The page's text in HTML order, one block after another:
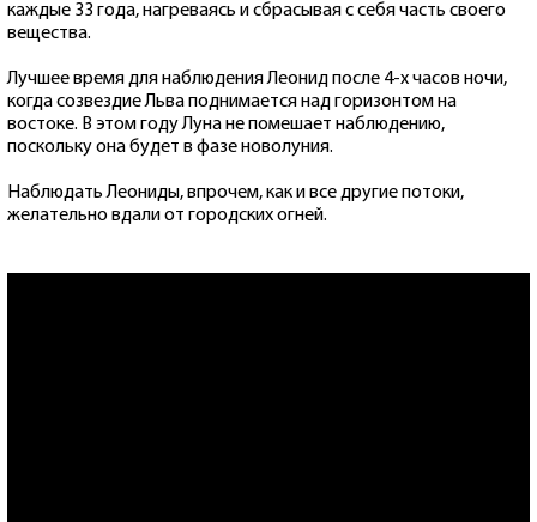
каждые 33 года, нагреваясь и сбрасывая с себя часть своего
вещества.
Лучшее время для наблюдения Леонид после 4-х часов ночи,
когда созвездие Льва поднимается над горизонтом на
востоке. В этом году Луна не помешает наблюдению,
поскольку она будет в фазе новолуния.
Наблюдать Леониды, впрочем, как и все другие потоки,
желательно вдали от городских огней.